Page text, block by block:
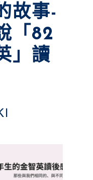
故事-
「82
」讀